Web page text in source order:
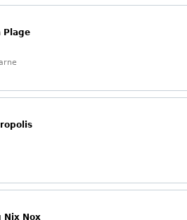
Plage
Nix Nox